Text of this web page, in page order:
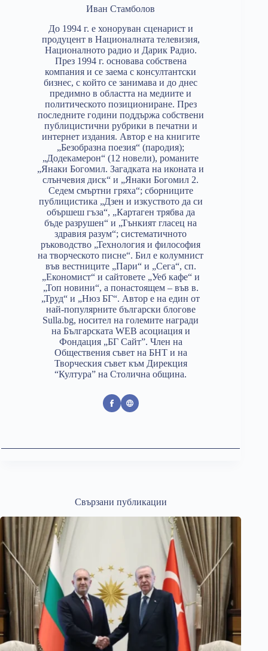
Иван Стамболов
До 1994 г. е хоноруван сценарист и
продуцент в Националната телевизия,
Националното радио и Дарик Радио.
През 1994 г. основава собствена
компания и се заема с консултантски
бизнес, с който се занимава и до днес
предимно в областта на медиите и
политическото позициониране. През
последните години поддържа собствени
публицистични рубрики в печатни и
интернет издания. Автор е на книгите
„Безобразна поезия“ (пародия);
„Додекамерон“ (12 новели), романите
„Янаки Богомил. Загадката на иконата и
слънчевия диск“ и „Янаки Богомил 2.
Седем смъртни гряха“; сборниците
публицистика „Дзен и изкуството да си
обършеш гъза“, „Картаген трябва да
бъде разрушен“ и „Тънкият гласец на
здравия разум“; систематичното
ръководство „Технология и философия
на творческото писне“. Бил е колумнист
във вестниците „Пари“ и „Сега“, сп.
„Економист“ и сайтовете „Уеб кафе“ и
„Топ новини“, а понастоящем – във в.
„Труд“ и „Нюз БГ“. Автор е на един от
най-популярните български блогове
Sulla.bg, носител на големите награди
на Българската WEB асоциация и
Фондация „БГ Сайт”. Член на
Обществения съвет на БНТ и на
Творческия съвет към Дирекция
“Култура” на Столична община.
Свързани публикации